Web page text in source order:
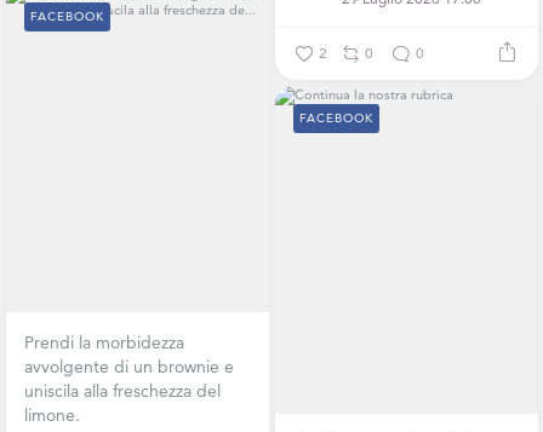
2 0 0
Prendi la morbidezza
avvolgente di un brownie e
uniscila alla freschezza del
limone.
FACEBOOK
FACEBOOK